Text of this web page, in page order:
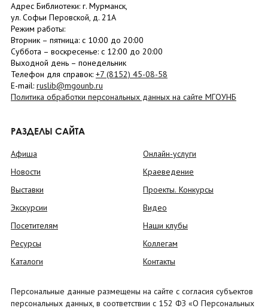
Адрес Библиотеки: г. Мурманск,
ул. Софьи Перовской, д. 21А
Режим работы:
Вторник – пятница: с 10:00 до 20:00
Суббота – воскресенье: c 12:00 до 20:00
Выходной день – понедельник
Телефон для справок: +7 (8152) 45-08-58
E-mail: ruslib@mgounb.ru
Политика обработки персональных данных на сайте МГОУНБ
РАЗДЕЛЫ САЙТА
Афиша
Новости
Выставки
Экскурсии
Посетителям
Ресурсы
Каталоги
Онлайн-услуги
Краеведение
Проекты. Конкурсы
Видео
Наши клубы
Коллегам
Контакты
Персональные данные размещены на сайте с согласия субъектов
персональных данных, в соответствии с 152 ФЗ «О Персональных